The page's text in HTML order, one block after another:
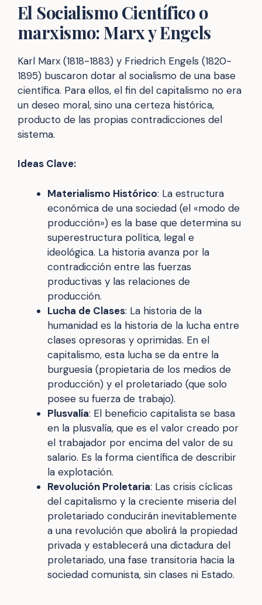
El Socialismo Científico o
marxismo: Marx y Engels
Karl Marx (1818-1883) y Friedrich Engels (1820-
1895) buscaron dotar al socialismo de una base
científica. Para ellos, el fin del capitalismo no era
un deseo moral, sino una certeza histórica,
producto de las propias contradicciones del
sistema.
Ideas Clave:
Materialismo Histórico: La estructura
económica de una sociedad (el «modo de
producción») es la base que determina su
superestructura política, legal e
ideológica. La historia avanza por la
contradicción entre las fuerzas
productivas y las relaciones de
producción.
Lucha de Clases: La historia de la
humanidad es la historia de la lucha entre
clases opresoras y oprimidas. En el
capitalismo, esta lucha se da entre la
burguesía (propietaria de los medios de
producción) y el proletariado (que solo
posee su fuerza de trabajo).
Plusvalía: El beneficio capitalista se basa
en la plusvalía, que es el valor creado por
el trabajador por encima del valor de su
salario. Es la forma científica de describir
la explotación.
Revolución Proletaria: Las crisis cíclicas
del capitalismo y la creciente miseria del
proletariado conducirán inevitablemente
a una revolución que abolirá la propiedad
privada y establecerá una dictadura del
proletariado, una fase transitoria hacia la
sociedad comunista, sin clases ni Estado.